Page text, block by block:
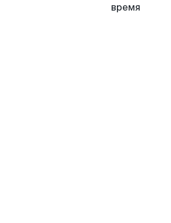
время